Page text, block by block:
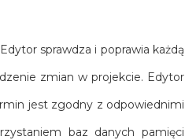
sprawdza i poprawia każdą
zmian w projekcie. Edytor
jest zgodny z odpowiednimi
baz danych pamięci